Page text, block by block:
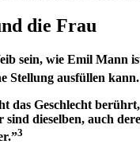
die Frau
sein, wie Emil Mann
Stellung ausfüllen
das Geschlecht
sind dieselben, auch
3